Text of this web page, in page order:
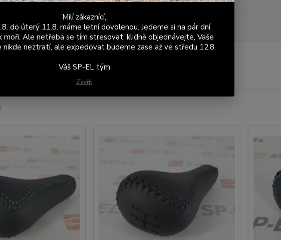
Novinka Akce Doprava ZDARMA TOP produkt
Nejdražší
Milí zákaznící,
do úterý 11.8. máme letní dovolenou. Jedeme si na pár dní
moři. Ale netřeba se tím stresovat, klidně objednávejte, Vaše
nikde neztratí, ale expedovat budeme zase až ve středu 12.8.
Váš SP-EL tým
Zavřít